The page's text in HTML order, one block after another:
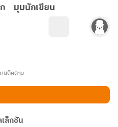
มุมนักเขียน
คนติดตาม
เล็กชัน